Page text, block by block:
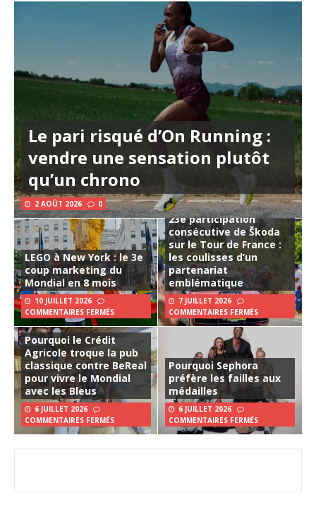
Le pari risqué d’On Running :
vendre une sensation plutôt
qu’un chrono
2 AOÛT 2026 0
LEGO à New York : le 3e
coup marketing du
Mondial en 8 mois
10 JUILLET 2026
COMMENTAIRES FERMÉS
23e participation
consécutive de Škoda
sur le Tour de France :
les coulisses d’un
partenariat
emblématique
7 JUILLET 2026
COMMENTAIRES FERMÉS
Pourquoi le Crédit
Agricole troque la pub
classique contre BeReal
pour vivre le Mondial
avec les Bleus
6 JUILLET 2026
COMMENTAIRES FERMÉS
Pourquoi Sephora
préfère les failles aux
médailles
6 JUILLET 2026
COMMENTAIRES FERMÉS